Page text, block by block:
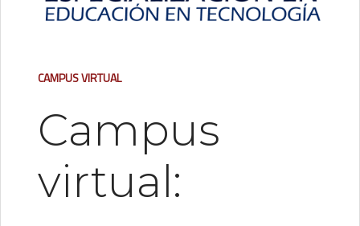
Campus Virtual
Campus
virtual: